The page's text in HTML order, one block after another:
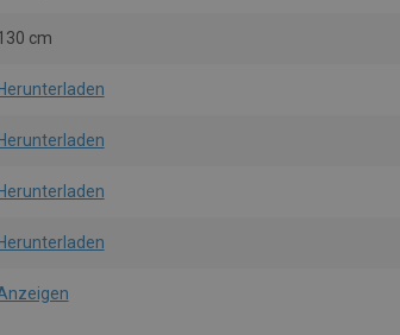
cm
Herunterladen
Herunterladen
Herunterladen
Herunterladen